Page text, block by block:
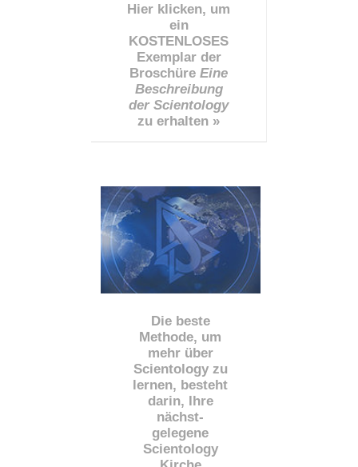
Hier klicken, um
ein
KOSTENLOSES
Exemplar der
Broschüre Eine
Beschreibung
der Scientology
zu erhalten »
Die beste
Methode, um
mehr über
Scientology zu
lernen, besteht
darin, Ihre
nächst-
gelegene
Scientology